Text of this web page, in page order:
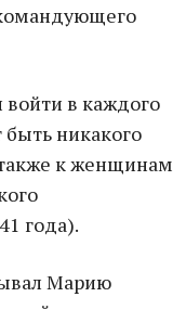
в каждого
никакого
к женщинам
года).
Марию